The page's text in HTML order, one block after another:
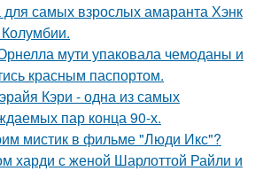
самых взрослых амаранта Хэнк
мути упаковала чемоданы и
красным паспортом.
Кэри - одна из самых
пар конца 90-х.
мистик в фильме "Люди Икс"?
харди с женой Шарлоттой Райли и